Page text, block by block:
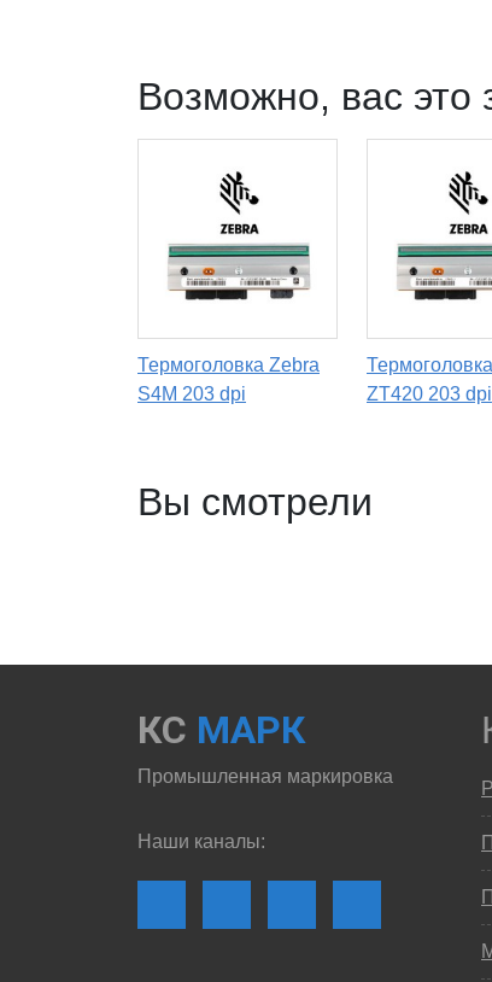
Возможно, вас это
Термоголовка Zebra
S4M 203 dpi
ZT420 203 dpi
Вы смотрели
КС МАРК
Промышленная маркировка
Наши каналы: